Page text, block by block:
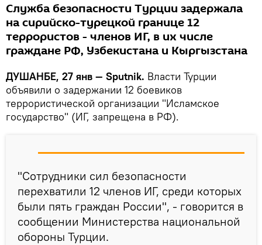
Служба безопасности Турции задержала
на сирийско-турецкой границе 12
террористов - членов ИГ, в их числе
граждане РФ, Узбекистана и Кыргызстана
ДУШАНБЕ, 27 янв — Sputnik. Власти Турции
объявили о задержании 12 боевиков
террористической организации "Исламское
государство" (ИГ, запрещена в РФ).
"Сотрудники сил безопасности
перехватили 12 членов ИГ, среди которых
были пять граждан России", - говорится в
сообщении Министерства национальной
обороны Турции.